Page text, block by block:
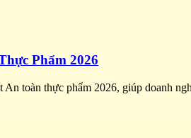
Phẩm 2026
toàn thực phẩm 2026, giúp doanh